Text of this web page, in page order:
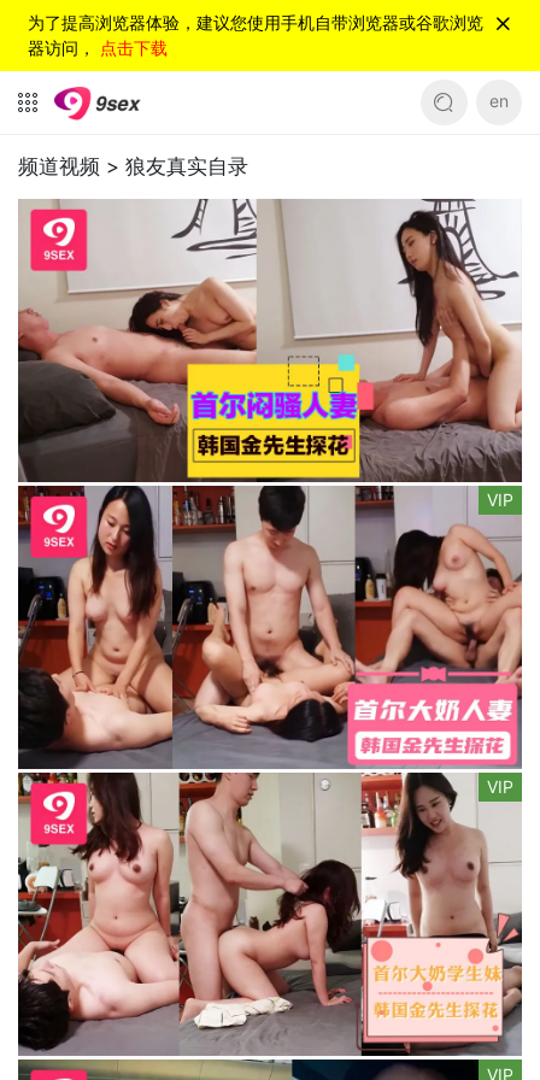
为了提高浏览器体验，建议您使用手机自带浏览器或谷歌浏览
器访问， 点击下载
en
频道视频 > 狼友真实自录
VIP
VIP
VIP